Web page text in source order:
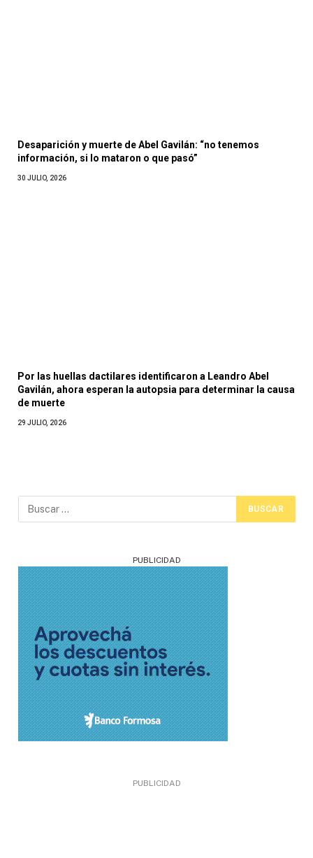
Desaparición y muerte de Abel Gavilán: “no tenemos
información, si lo mataron o que pasó”
30 JULIO, 2026
Por las huellas dactilares identificaron a Leandro Abel
Gavilán, ahora esperan la autopsia para determinar la causa
de muerte
29 JULIO, 2026
PUBLICIDAD
PUBLICIDAD